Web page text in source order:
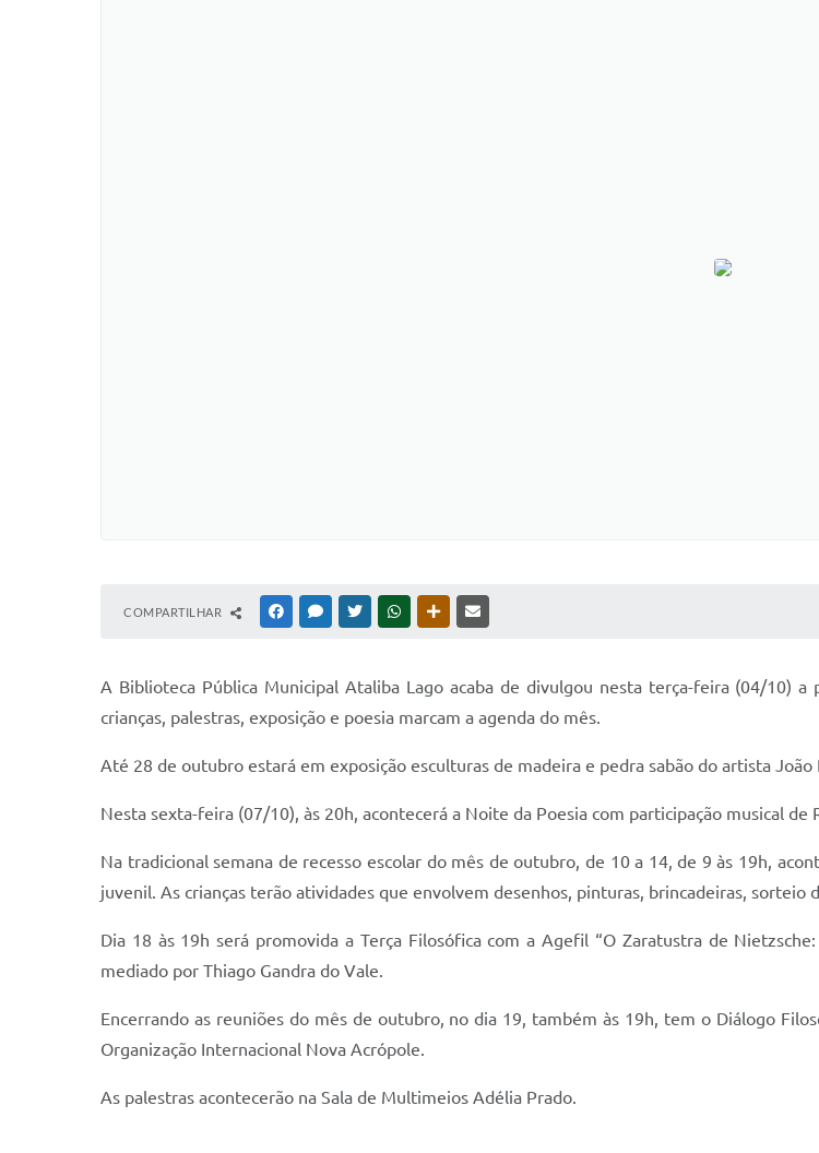
COMPARTILHAR FACEBOOKMESSENGER
TWITTERWHATSAPPOUTRAS MÍDIAS
A Biblioteca Pública Municipal Ataliba Lago acaba de divulgou nesta terça-feira (04/10)
crianças, palestras, exposição e poesia marcam a agenda do mês.
Até 28 de outubro estará em exposição esculturas de madeira e pedra sabão do artista
Nesta sexta-feira (07/10), às 20h, acontecerá a Noite da Poesia com participação musical de
Na tradicional semana de recesso escolar do mês de outubro, de 10 a 14, de 9 às 19h,
juvenil. As crianças terão atividades que envolvem desenhos, pinturas, brincadeiras, sorteio
Dia 18 às 19h será promovida a Terça Filosófica com a Agefil “O Zaratustra de
mediado por Thiago Gandra do Vale.
Encerrando as reuniões do mês de outubro, no dia 19, também às 19h, tem o Diálogo
Organização Internacional Nova Acrópole.
As palestras acontecerão na Sala de Multimeios Adélia Prado.